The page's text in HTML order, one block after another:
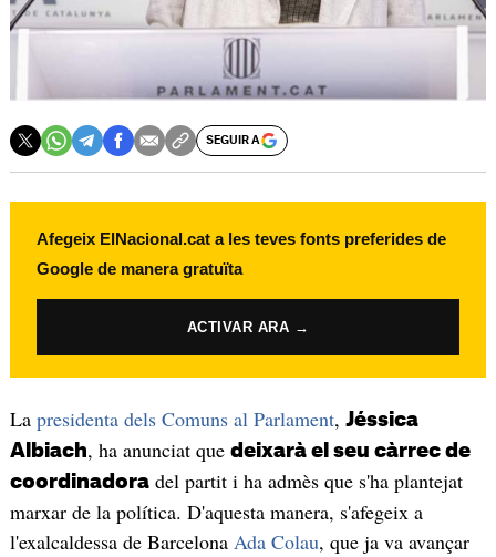
SEGUIR A
Afegeix ElNacional.cat a les teves fonts preferides de
Google de manera gratuïta
ACTIVAR ARA →
La presidenta dels Comuns al Parlament, Jéssica
Albiach, ha anunciat que deixarà el seu càrrec de
coordinadoradel partit i ha admès que s'ha plantejat
marxar de la política. D'aquesta manera, s'afegeix a
l'exalcaldessa de Barcelona Ada Colau, que ja va avançar